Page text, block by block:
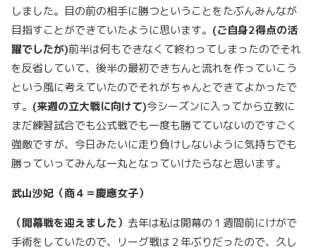
しました。目の前の相手に勝つということをたぶんみんなが
目指すことができていたように思います。 (ご自身2得点の活
躍でしたが)前半は何もできなくて終わってしまったのでそれ
を反省していて、後半の最初できちんと流れを作っていこう
という風に考えていたのでそれがちゃんとできてよかったで
す。 (来週の立大戦に向けて)今シーズンに入ってから立教に
まだ練習試合でも公式戦でも一度も勝てていないのですごく
強敵ですが、今日みたいに走り負けしないように気持ちでも
勝っていってみんな一丸となっていけたらなと思います。
武山沙妃（商４＝慶應女子）
（開幕戦を迎えました） 去年は私は開幕の１週間前にけがで
手術をしていたので、リーグ戦は２年ぶりだったので、久し